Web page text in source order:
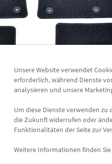
Unsere Website verwendet
erforderlich, während Dienste
analysieren und unsere
Um diese Dienste verwenden
die Zukunft widerrufen oder
Funktionalitäten der Seite zur
Weitere Informationen finden